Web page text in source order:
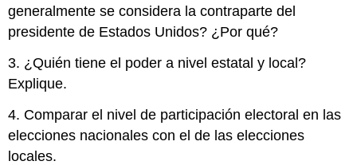
generalmente se considera la contraparte del
presidente de Estados Unidos? ¿Por qué?
3. ¿Quién tiene el poder a nivel estatal y local?
Explique.
4. Comparar el nivel de participación electoral en las
elecciones nacionales con el de las elecciones
locales.